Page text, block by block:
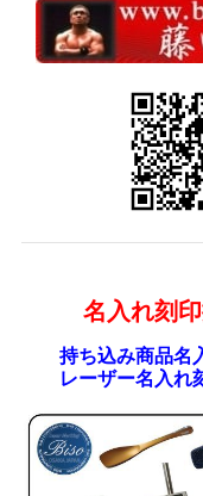
名入れ刻
持ち込み商品名
レーザー名入れ